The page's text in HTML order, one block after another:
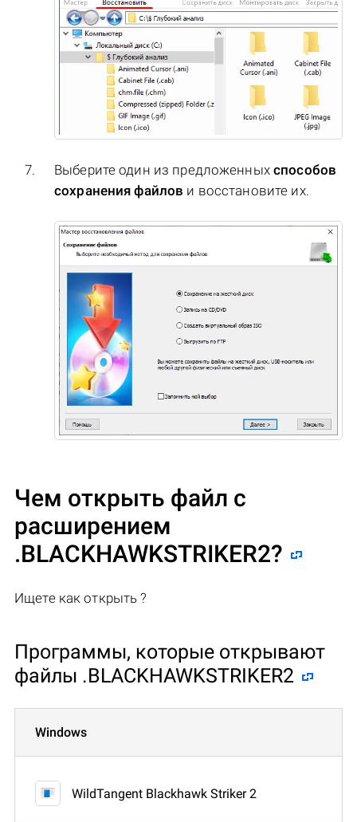
Выберите один из предложенных способов
сохранения файлов и восстановите их.
Чем открыть файл с
расширением
.BLACKHAWKSTRIKER2?
Ищете как открыть ?
Программы, которые открывают
файлы .BLACKHAWKSTRIKER2
Windows
WildTangent Blackhawk Striker 2